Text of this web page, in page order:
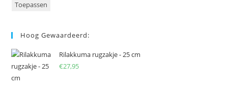
Toepassen
Hoog Gewaardeerd:
Rilakkuma rugzakje - 25 cm
€27,95